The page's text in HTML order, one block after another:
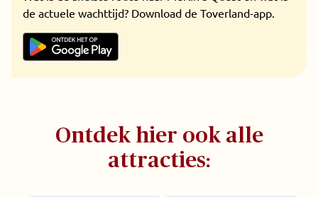
de actuele wachttijd? Download de Toverland-app.
Ontdek hier ook alle
attracties: